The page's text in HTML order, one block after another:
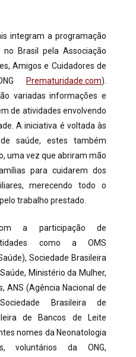
integram a programação
Brasil pela Associação
Amigos e Cuidadores de
Prematuridade.com).
variadas informações e
de atividades envolvendo
A iniciativa é voltada às
saúde, estes também
uma vez que abriram mão
para cuidarem dos
merecendo todo o
trabalho prestado.
a participação de
como a OMS
Sociedade Brasileira
Ministério da Mulher,
ANS (Agência Nacional de
Brasileira de
de Bancos de Leite
nomes da Neonatologia
voluntários da ONG,